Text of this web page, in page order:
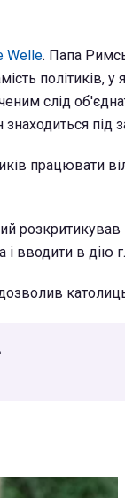
Welle. Папа
політиків, у
слід
під
працювати
розкритикував
вводити в дію